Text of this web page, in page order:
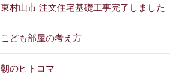
東村山市 注文住宅基礎工事完了しました
こども部屋の考え方
朝のヒトコマ